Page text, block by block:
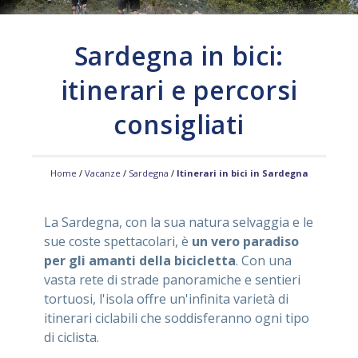
Sardegna in bici:
itinerari e percorsi
consigliati
Home / Vacanze / Sardegna / Itinerari in bici in Sardegna
La Sardegna, con la sua natura selvaggia e le
sue coste spettacolari, è un vero paradiso
per gli amanti della bicicletta. Con una
vasta rete di strade panoramiche e sentieri
tortuosi, l'isola offre un'infinita varietà di
itinerari ciclabili che soddisferanno ogni tipo
di ciclista.